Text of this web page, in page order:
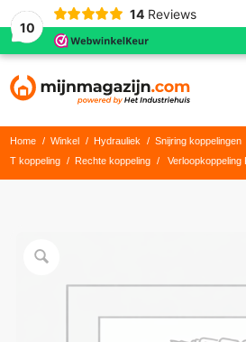
10
14 Reviews
Home / Winkel / Hydrauliek / Snijring koppelingen
T koppeling
/ Rechte koppeling / Verloopkoppeling